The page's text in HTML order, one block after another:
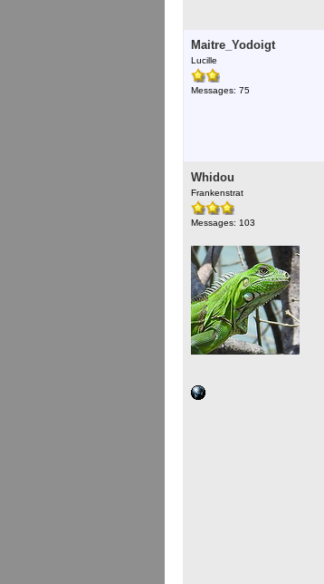
Maitre_Yodoigt
Lucille
Messages: 75
Whidou
Frankenstrat
Messages: 103